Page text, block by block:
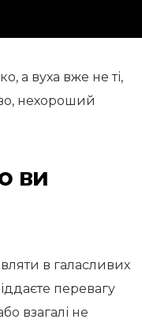
а вуха вже не ті,
нехороший
ви
в галасливих
перевагу
взагалі не